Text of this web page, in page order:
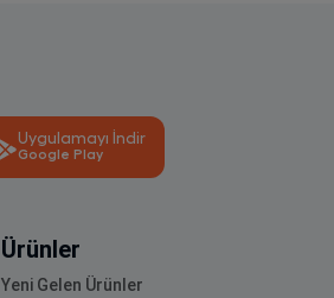
Uygulamayı İndir
Google Play
Ürünler
Yeni Gelen Ürünler